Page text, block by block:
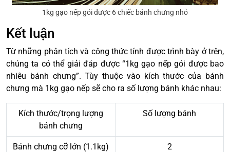
1kg gạo nếp gói được 6 chiếc bánh chưng nhỏ
Kết luận
Từ những phân tích và công thức tính được trình bày ở trên,
chúng ta có thể giải đáp được “1kg gạo nếp gói được bao
nhiêu bánh chưng”. Tùy thuộc vào kích thước của bánh
chưng mà 1kg gạo nếp sẽ cho ra số lượng bánh khác nhau:
Kích thước/trọng lượng
bánh chưng
Số lượng bánh
Bánh chưng cỡ lớn (1.1kg) 2